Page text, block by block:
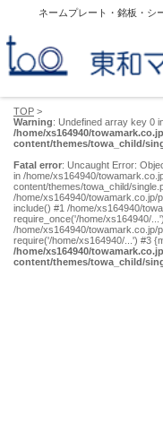
ネームプレート・銘板・シ
TOP >
Warning: Undefined array key 0
/home/xs164940/
content/themes/towa_child/
Fatal error: Uncaught Error:
in /home/xs164940/
content/themes/towa_child/
/home/xs164940/towamark.co.jp/
include() #1 /home/xs164940/
require_once('/home/xs164940/
/home/xs164940/towamark.co.jp/
require('/home/xs164940/...') #3
/home/xs164940/
content/themes/towa_child/